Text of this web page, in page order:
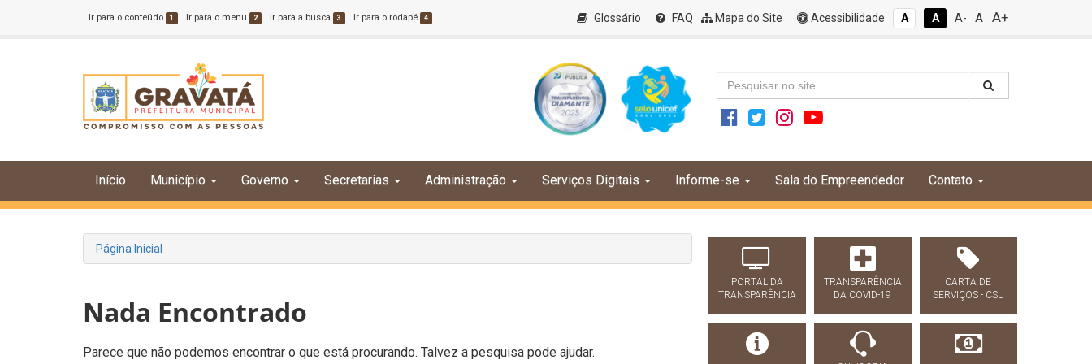
Ir para o conteúdo 1 Ir para o menu 2 Ir para a busca 3 Ir para o rodapé 4 Glossário FAQ Mapa do Site Acessibilidade A A A- A A+
Início Município Governo Secretarias Administração Serviços Digitais Informe-se Sala do Empreendedor Contato
Página Inicial
Nada Encontrado
Parece que não podemos encontrar o que está procurando. Talvez a pesquisa pode ajudar.
PORTAL DA
TRANSPARÊNCIA
TRANSPARÊNCIA
DA COVID-19
CARTA DE
SERVIÇOS - CSU